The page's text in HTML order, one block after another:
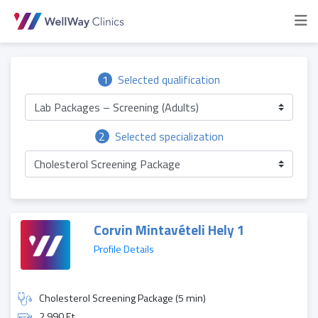
1 Selected qualification
Lab Packages – Screening (Adults)
2
Selected specialization
Cholesterol Screening Package
Corvin Mintavételi Hely 1
Profile Details
Cholesterol Screening Package (5 min)